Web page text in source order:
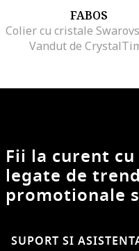
FABOS
Vandut de
Fii la curent
legate de
promotionale
SUPORT SI